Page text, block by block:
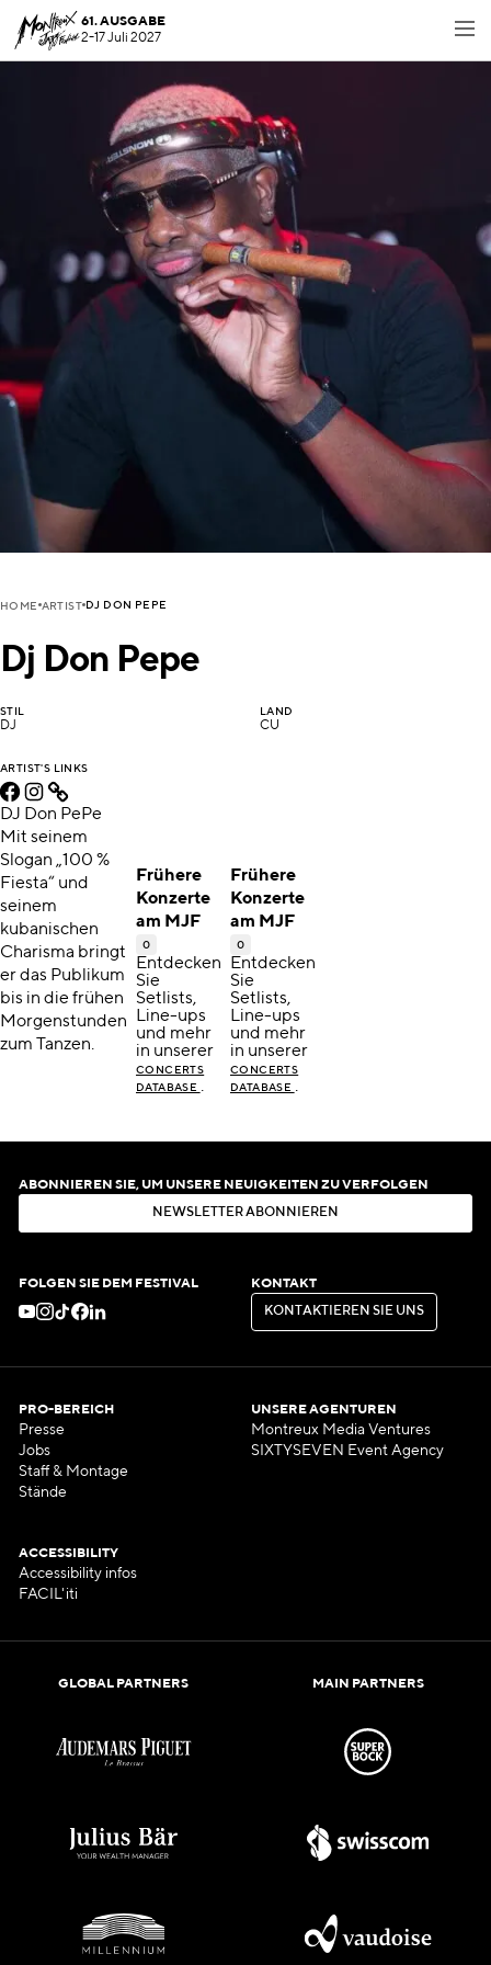
61. AUSGABE
2-17 Juli 2027
HOME ARTIST DJ DON PEPE
Dj Don Pepe
STIL
DJ
LAND
CU
ARTIST'S LINKS
DJ Don PePe
Mit seinem
Slogan „100 %
Fiesta“ und
seinem
kubanischen
Charisma bringt
er das Publikum
bis in die frühen
Morgenstunden
zum Tanzen.
Frühere
Konzerte
am MJF
0
Entdecken
Sie
Setlists,
Line-ups
und mehr
in unserer
CONCERTS
DATABASE .
Frühere
Konzerte
am MJF
0
Entdecken
Sie
Setlists,
Line-ups
und mehr
in unserer
CONCERTS
DATABASE .
ABONNIEREN SIE, UM UNSERE NEUIGKEITEN ZU VERFOLGEN
N EWSLET ERABON N EREN
FOLGEN SIE DEM FESTIVAL KONTAKT
KON AKT EREN SI E UN S
KONTAKTIERENSIEUNS
PRO-BEREICH
Presse
Jobs
Staff & Montage
Stände
UNSERE AGENTUREN
Montreux Media Ventures
SIXTYSEVEN Event Agency
ACCESSIBILITY
Accessibility infos
FACIL'iti
GLOBAL PARTNERS MAIN PARTNERS